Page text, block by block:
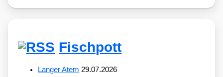
Fischpott
Langer Atem 29.07.2026